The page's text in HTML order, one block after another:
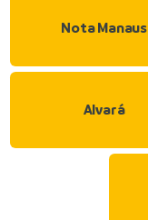
Nota Manaus
Alvará